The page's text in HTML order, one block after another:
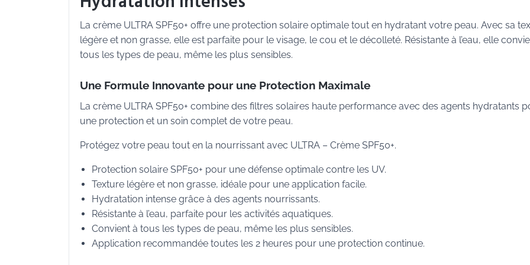
La crème ULTRA SPF50+ offre une protection solaire optimale tout en hydratant votre peau. Avec sa
légère et non grasse, elle est parfaite pour le visage, le cou et le décolleté. Résistante à l’eau, elle
tous les types de peau, même les plus sensibles.
Une Formule Innovante pour une Protection Maximale
La crème ULTRA SPF50+ combine des filtres solaires haute performance avec des agents hydratants
une protection et un soin complet de votre peau.
Protégez votre peau tout en la nourrissant avec ULTRA – Crème SPF50+.
Protection solaire SPF50+ pour une défense optimale contre les UV.
Texture légère et non grasse, idéale pour une application facile.
Hydratation intense grâce à des agents nourrissants.
Résistante à l’eau, parfaite pour les activités aquatiques.
Convient à tous les types de peau, même les plus sensibles.
Application recommandée toutes les 2 heures pour une protection continue.